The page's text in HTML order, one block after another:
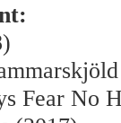
Fear No